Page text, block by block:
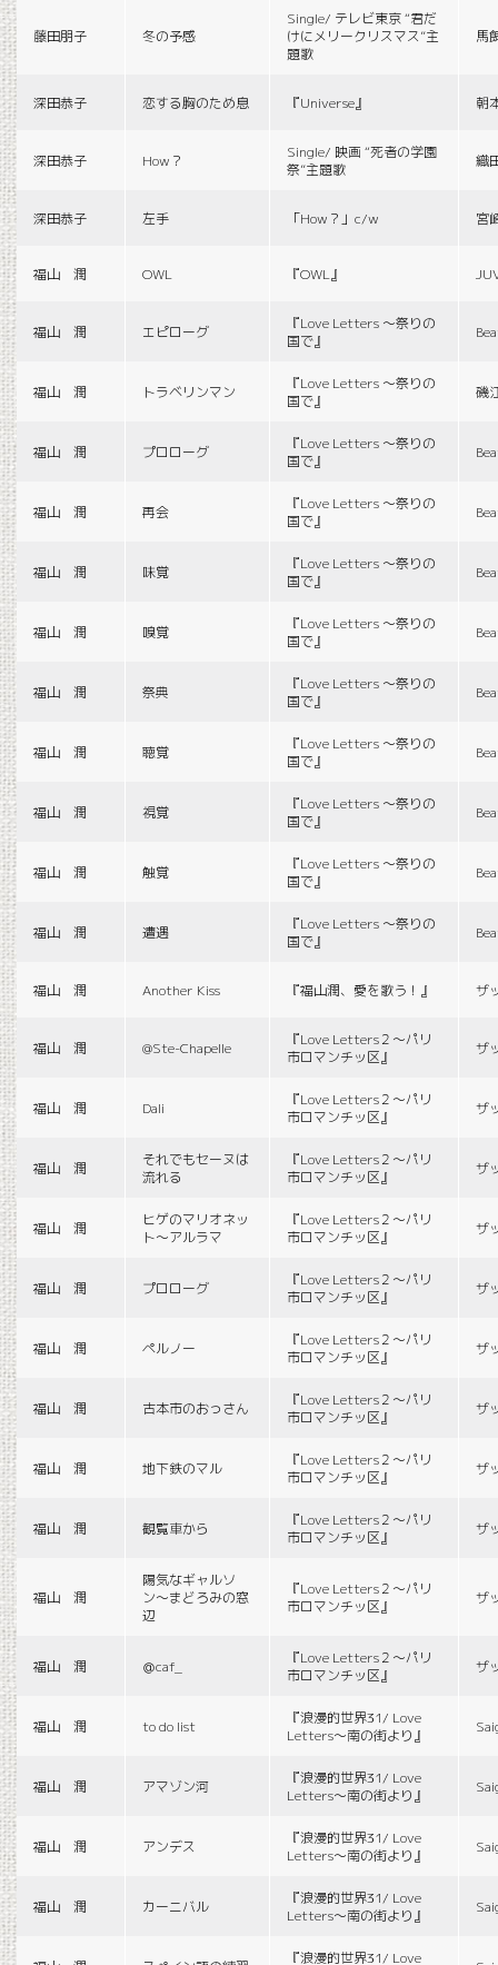
藤田朋子 冬の予感
Single/ テレビ東京 “君だ
けにメリークリスマス”主
題歌
馬
深田恭子 恋する胸のため息 『Universe』 朝
深田恭子 How？
Single/ 映画 “死者の学園
祭”主題歌
織
深田恭子 左手 「How？」c/w 宮
福山 潤 OWL 『OWL』
福山 潤 エピローグ
『Love Letters 〜祭りの
国で』
福山 潤 トラベリンマン
『Love Letters 〜祭りの
国で』
磯
福山 潤 プロローグ
『Love Letters 〜祭りの
国で』
福山 潤 再会
『Love Letters 〜祭りの
国で』
福山 潤 味覚
『Love Letters 〜祭りの
国で』
福山 潤 嗅覚
『Love Letters 〜祭りの
国で』
福山 潤 祭典
『Love Letters 〜祭りの
国で』
福山 潤 聴覚
『Love Letters 〜祭りの
国で』
福山 潤 視覚
『Love Letters 〜祭りの
国で』
福山 潤 触覚
『Love Letters 〜祭りの
国で』
福山 潤 遭遇
『Love Letters 〜祭りの
国で』
福山 潤 Another Kiss 『福山潤、愛を歌う！』 ザ
福山 潤 @Ste-Chapelle
『Love Letters２〜パリ
市ロマンチッ区』
ザ
福山 潤 Dali
『Love Letters２〜パリ
市ロマンチッ区』
ザ
福山 潤
それでもセーヌは
流れる
『Love Letters２〜パリ
市ロマンチッ区』
ザ
福山 潤
ヒゲのマリオネッ
ト〜アルラマ
『Love Letters２〜パリ
市ロマンチッ区』
ザ
福山 潤 プロローグ
『Love Letters２〜パリ
市ロマンチッ区』
ザ
福山 潤 ペルノー
『Love Letters２〜パリ
市ロマンチッ区』
ザ
福山 潤 古本市のおっさん
『Love Letters２〜パリ
市ロマンチッ区』
ザ
福山 潤 地下鉄のマル
『Love Letters２〜パリ
市ロマンチッ区』
ザ
福山 潤 観覧車から
『Love Letters２〜パリ
市ロマンチッ区』
ザ
福山 潤
陽気なギャルソ
ン〜まどろみの窓
辺
『Love Letters２〜パリ
市ロマンチッ区』
ザ
福山 潤 ＠caf_
『Love Letters２〜パリ
市ロマンチッ区』
ザ
福山 潤 to do list
『浪漫的世界31/ Love
Letters〜南の街より』
福山 潤 アマゾン河
『浪漫的世界31/ Love
Letters〜南の街より』
福山 潤 アンデス
『浪漫的世界31/ Love
Letters〜南の街より』
福山 潤 カーニバル
『浪漫的世界31/ Love
Letters〜南の街より』
『浪漫的世界31/ Love